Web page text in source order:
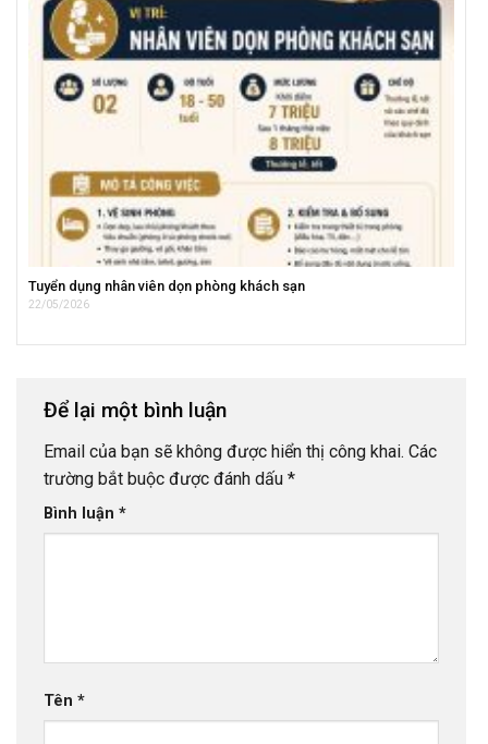
Tuyển dụng nhân viên dọn phòng khách sạn
22/05/2026
Để lại một bình luận
Email của bạn sẽ không được hiển thị công khai. Các
trường bắt buộc được đánh dấu *
Bình luận *
Tên *